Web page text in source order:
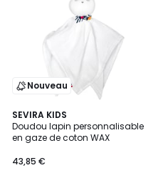
Nouveau
SEVIRA KIDS
Doudou lapin personnalisable
en gaze de coton WAX
43,85 €
2
Couleurs